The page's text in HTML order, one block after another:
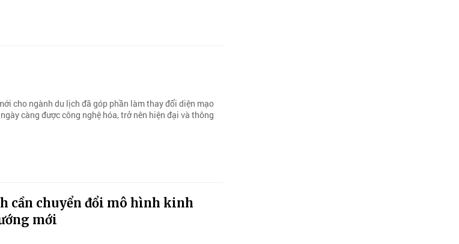
cho ngành du lịch đã góp phần làm thay đổi diện mạo
càng được công nghệ hóa, trở nên hiện đại và thông
cần chuyển đổi mô hình kinh
mới